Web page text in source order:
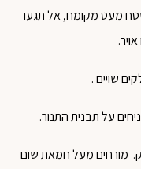
מעט מקומח, אל תגעו
שויים .
על תבנית התנור.
מורחים מעל חמאת שום